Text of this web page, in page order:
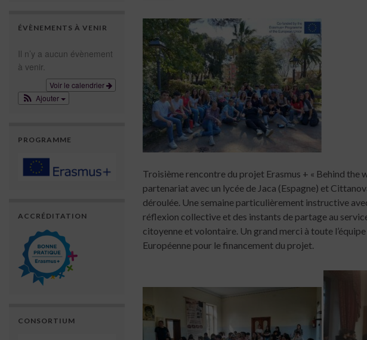
Troisième rencontre du projet Erasmus + « Behind the
partenariat avec un lycée de Jaca (Espagne) et
déroulée. Une semaine particulièrement instructive
réflexion collective et des instants de partage au
citoyenne et volontaire. Un grand merci à toute
Européenne pour le financement du projet.
ÉVÈNEMENTS À VENIR
Il n’y a aucun évènement
à venir.
Voir le calendrier
Ajouter
PROGRAMME
ACCRÉDITATION
CONSORTIUM